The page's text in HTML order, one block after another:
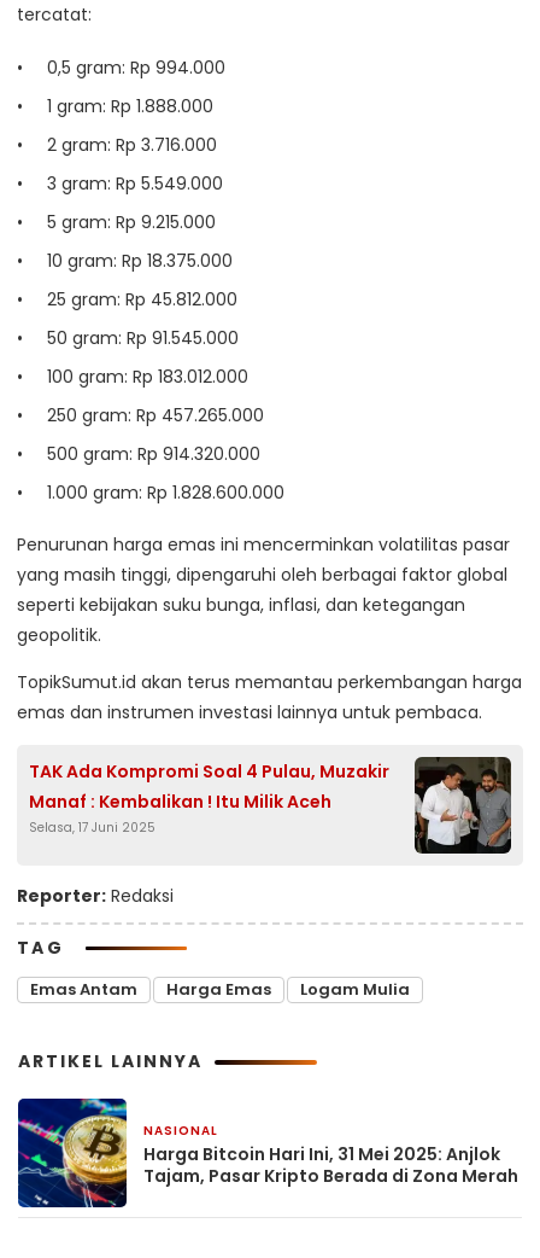
tercatat:
0,5 gram: Rp 994.000
1 gram: Rp 1.888.000
2 gram: Rp 3.716.000
3 gram: Rp 5.549.000
5 gram: Rp 9.215.000
10 gram: Rp 18.375.000
25 gram: Rp 45.812.000
50 gram: Rp 91.545.000
100 gram: Rp 183.012.000
250 gram: Rp 457.265.000
500 gram: Rp 914.320.000
1.000 gram: Rp 1.828.600.000
Penurunan harga emas ini mencerminkan volatilitas pasar
yang masih tinggi, dipengaruhi oleh berbagai faktor global
seperti kebijakan suku bunga, inflasi, dan ketegangan
geopolitik.
TopikSumut.id akan terus memantau perkembangan harga
emas dan instrumen investasi lainnya untuk pembaca.
TAK Ada Kompromi Soal 4 Pulau, Muzakir
Manaf : Kembalikan ! Itu Milik Aceh
Selasa, 17 Juni 2025
Reporter: Redaksi
TAG
Emas Antam Harga Emas Logam Mulia
ARTIKEL LAINNYA
NASIONAL
Harga Bitcoin Hari Ini, 31 Mei 2025: Anjlok
Tajam, Pasar Kripto Berada di Zona Merah